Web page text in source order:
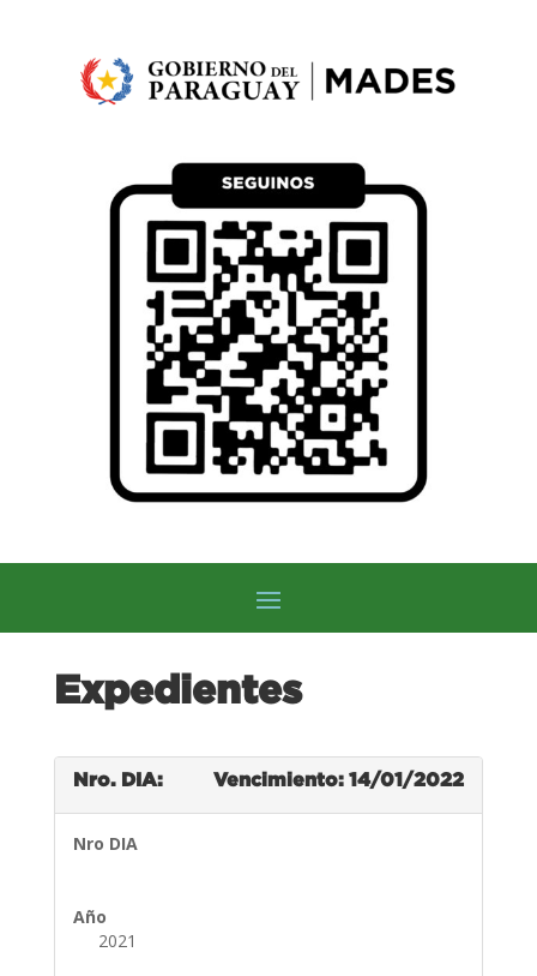
Expedientes
Nro. DIA: Vencimiento: 14/01/2022
Nro DIA
Año
2021